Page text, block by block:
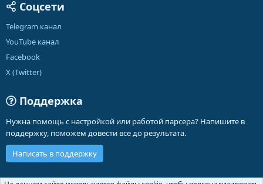
Соцсети
Telegram канал
YouTube канал
Facebook
X (Twitter)
Поддержка
Нужна помощь с настройкой или работой парсера? Напишите в
поддержку, поможем довести все до результата.
Написать в поддержку